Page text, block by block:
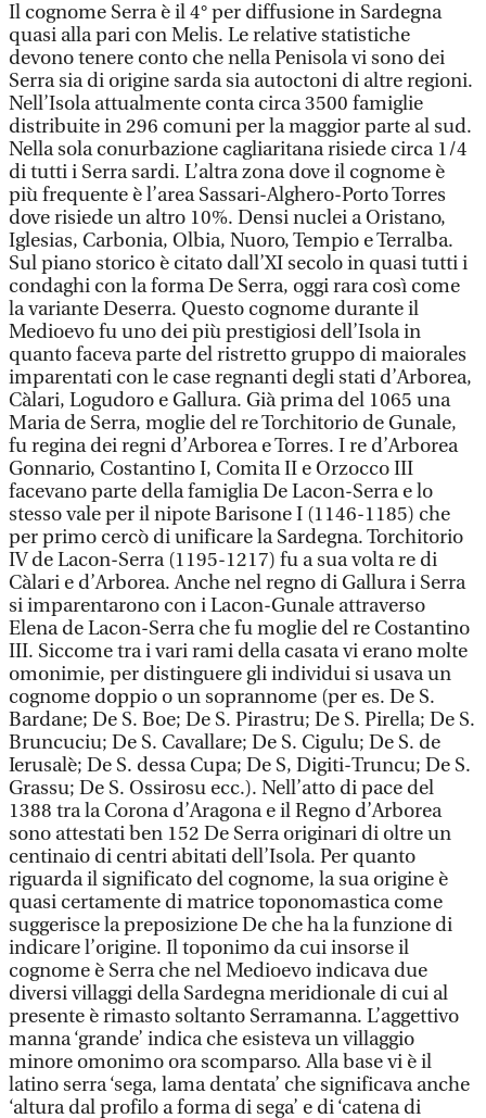
Il cognome Serra è il 4° per diffusione in Sardegna
quasi alla pari con Melis. Le relative statistiche
devono tenere conto che nella Penisola vi sono dei
Serra sia di origine sarda sia autoctoni di altre regioni.
Nell’Isola attualmente conta circa 3500 famiglie
distribuite in 296 comuni per la maggior parte al sud.
Nella sola conurbazione cagliaritana risiede circa 1/4
di tutti i Serra sardi. L’altra zona dove il cognome è
più frequente è l’area Sassari-Alghero-Porto Torres
dove risiede un altro 10%. Densi nuclei a Oristano,
Iglesias, Carbonia, Olbia, Nuoro, Tempio e Terralba.
Sul piano storico è citato dall’XI secolo in quasi tutti i
condaghi con la forma De Serra, oggi rara così come
la variante Deserra. Questo cognome durante il
Medioevo fu uno dei più prestigiosi dell’Isola in
quanto faceva parte del ristretto gruppo di maiorales
imparentati con le case regnanti degli stati d’Arborea,
Càlari, Logudoro e Gallura. Già prima del 1065 una
Maria de Serra, moglie del re Torchitorio de Gunale,
fu regina dei regni d’Arborea e Torres. I re d’Arborea
Gonnario, Costantino I, Comita II e Orzocco III
facevano parte della famiglia De Lacon-Serra e lo
stesso vale per il nipote Barisone I (1146-1185) che
per primo cercò di unificare la Sardegna. Torchitorio
IV de Lacon-Serra (1195-1217) fu a sua volta re di
Càlari e d’Arborea. Anche nel regno di Gallura i Serra
si imparentarono con i Lacon-Gunale attraverso
Elena de Lacon-Serra che fu moglie del re Costantino
III. Siccome tra i vari rami della casata vi erano molte
omonimie, per distinguere gli individui si usava un
cognome doppio o un soprannome (per es. De S.
Bardane; De S. Boe; De S. Pirastru; De S. Pirella; De S.
Bruncuciu; De S. Cavallare; De S. Cigulu; De S. de
Ierusalè; De S. dessa Cupa; De S, Digiti-Truncu; De S.
Grassu; De S. Ossirosu ecc.). Nell’atto di pace del
1388 tra la Corona d’Aragona e il Regno d’Arborea
sono attestati ben 152 De Serra originari di oltre un
centinaio di centri abitati dell’Isola. Per quanto
riguarda il significato del cognome, la sua origine è
quasi certamente di matrice toponomastica come
suggerisce la preposizione De che ha la funzione di
indicare l’origine. Il toponimo da cui insorse il
cognome è Serra che nel Medioevo indicava due
diversi villaggi della Sardegna meridionale di cui al
presente è rimasto soltanto Serramanna. L’aggettivo
manna ‘grande’ indica che esisteva un villaggio
minore omonimo ora scomparso. Alla base vi è il
latino serra ‘sega, lama dentata’ che significava anche
‘altura dal profilo a forma di sega’ e di ‘catena di